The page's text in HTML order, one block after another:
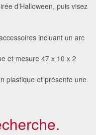
d'Halloween, puis visez
incluant un arc
et mesure 47 x 10 x 2
plastique et présente une